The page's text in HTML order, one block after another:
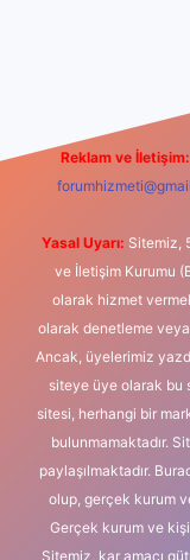
Reklam ve İletişim:
Yasal Uyarı: Sitemiz,
ve İletişim Kurumu
olarak hizmet
olarak denetleme
Ancak, üyelerimiz
siteye üye olarak bu
sitesi, herhangi bir
bulunmamaktadır.
paylaşılmaktadır.
olup, gerçek kurum
Gerçek kurum ve
Sitemiz, kar amacı